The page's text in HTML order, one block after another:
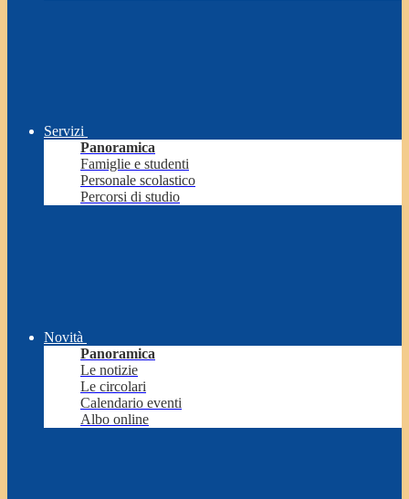
Servizi
Panoramica
Famiglie e studenti
Personale scolastico
Percorsi di studio
Novità
Panoramica
Le notizie
Le circolari
Calendario eventi
Albo online